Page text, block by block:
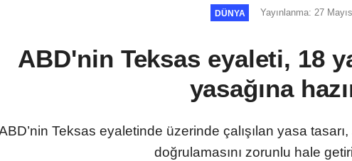
DÜNYA Yayınlanma: 27
ABD'nin Teksas eyaleti, 18
yasağına
Teksas eyaletinde üzerinde çalışılan yasa
doğrulamasını zorunlu hale